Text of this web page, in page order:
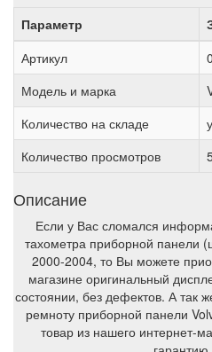
Параметр
Артикул
Модель и марка
Количество на складе
Количество просмотров
Описание
Если у Вас сломался
тахометра приборной панели
2000-2004, то Вы можете
магазине оригинальный
состоянии, без дефектов. А так
ремноту приборной панели
товар из нашего интернет-